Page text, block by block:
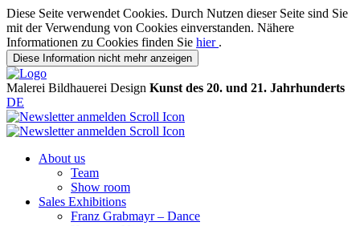
Diese Seite verwendet Cookies. Durch Nutzen dieser Seite sind Sie
mit der Verwendung von Cookies einverstanden. Nähere
Informationen zu Cookies finden Sie hier .
Diese Information nicht mehr anzeigen
Malerei Bildhauerei Design Kunst des 20. und 21. Jahrhunderts
DE
About us
Team
Show room
Sales Exhibitions
Franz Grabmayr – Dance